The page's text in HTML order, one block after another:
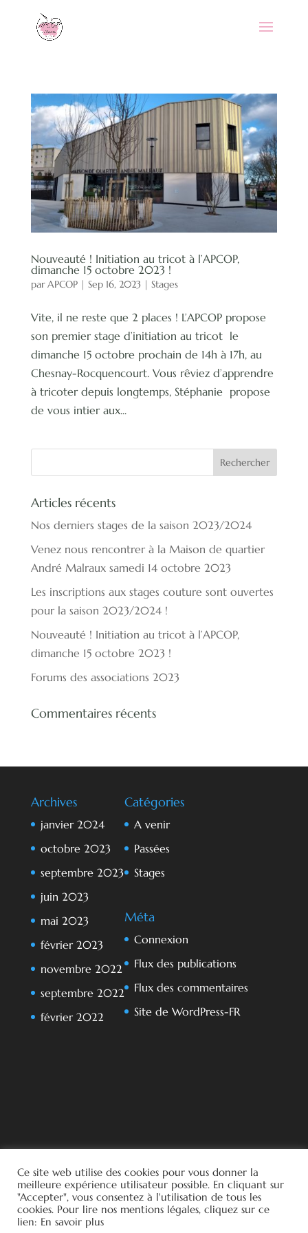
Nouveauté ! Initiation au tricot à l’APCOP,
dimanche 15 octobre 2023 !
parAPCOP| Sep 16, 2023| Stages
Vite, il ne reste que 2 places ! L’APCOP propose
son premier stage d’initiation au tricot le
dimanche 15 octobre prochain de 14h à 17h, au
Chesnay-Rocquencourt. Vous rêviez d’apprendre
à tricoter depuis longtemps, Stéphanie propose
de vous intier aux...
Articles récents
Nos derniers stages de la saison 2023/2024
Venez nous rencontrer à la Maison de quartier
André Malraux samedi 14 octobre 2023
Les inscriptions aux stages couture sont ouvertes
pour la saison 2023/2024 !
Nouveauté ! Initiation au tricot à l’APCOP,
dimanche 15 octobre 2023 !
Forums des associations 2023
Commentaires récents
Archives
janvier 2024
octobre 2023
septembre 2023
juin 2023
mai 2023
février 2023
novembre 2022
septembre 2022
février 2022
Catégories
A venir
Passées
Stages
Méta
Connexion
Flux des publications
Flux des commentaires
Site de WordPress-FR
Ce site web utilise des cookies pour vous donner la
meilleure expérience utilisateur possible. En cliquant sur
"Accepter", vous consentez à l'utilisation de tous les
cookies. Pour lire nos mentions légales, cliquez sur ce
lien: En savoir plus